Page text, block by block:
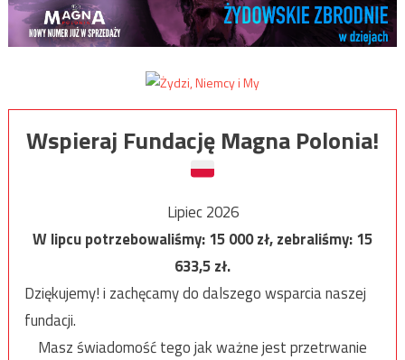
Wspieraj Fundację Magna Polonia!
Lipiec 2026
W lipcu potrzebowaliśmy:15 000zł, zebraliśmy:15
633,5zł.
Dziękujemy! i zachęcamy do dalszego wsparcia naszej
fundacji.
Masz świadomość tego jak ważne jest przetrwanie